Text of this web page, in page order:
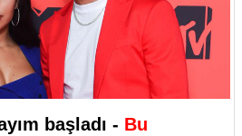
başladı - Bu